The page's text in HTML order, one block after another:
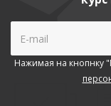
Нажимая на кнопнку